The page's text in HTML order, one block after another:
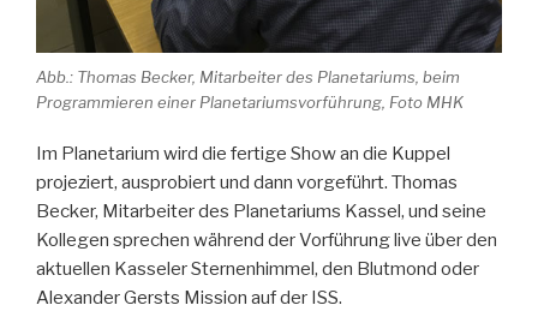
Abb.: Thomas Becker, Mitarbeiter des Planetariums, beim
Programmieren einer Planetariumsvorführung, Foto MHK
Im Planetarium wird die fertige Show an die Kuppel
projeziert, ausprobiert und dann vorgeführt. Thomas
Becker, Mitarbeiter des Planetariums Kassel, und seine
Kollegen sprechen während der Vorführung live über den
aktuellen Kasseler Sternenhimmel, den Blutmond oder
Alexander Gersts Mission auf der ISS.